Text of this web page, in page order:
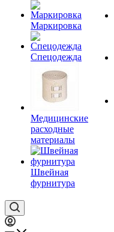
Маркировка
Спецодежда
Медицинские
расходные
материалы
Швейная
фурнитура